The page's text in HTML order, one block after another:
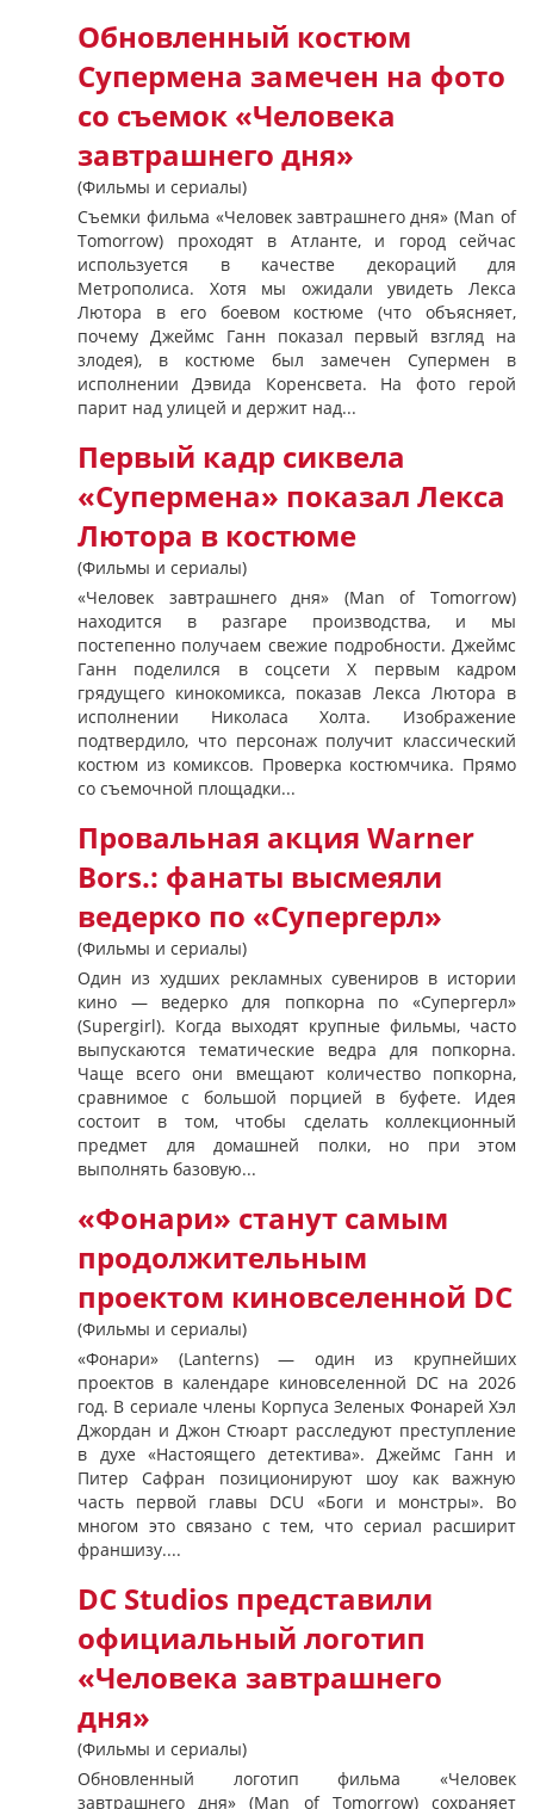
Обновленный костюм
Супермена замечен на фото
со съемок «Человека
завтрашнего дня»
(Фильмы и сериалы)
Съемки фильма «Человек завтрашнего дня» (Man of
Tomorrow) проходят в Атланте, и город сейчас
используется в качестве декораций для
Метрополиса. Хотя мы ожидали увидеть Лекса
Лютора в его боевом костюме (что объясняет,
почему Джеймс Ганн показал первый взгляд на
злодея), в костюме был замечен Супермен в
исполнении Дэвида Коренсвета. На фото герой
парит над улицей и держит над...
Первый кадр сиквела
«Супермена» показал Лекса
Лютора в костюме
(Фильмы и сериалы)
«Человек завтрашнего дня» (Man of Tomorrow)
находится в разгаре производства, и мы
постепенно получаем свежие подробности. Джеймс
Ганн поделился в соцсети X первым кадром
грядущего кинокомикса, показав Лекса Лютора в
исполнении Николаса Холта. Изображение
подтвердило, что персонаж получит классический
костюм из комиксов. Проверка костюмчика. Прямо
со съемочной площадки...
Провальная акция Warner
Bors.: фанаты высмеяли
ведерко по «Супергерл»
(Фильмы и сериалы)
Один из худших рекламных сувениров в истории
кино — ведерко для попкорна по «Супергерл»
(Supergirl). Когда выходят крупные фильмы, часто
выпускаются тематические ведра для попкорна.
Чаще всего они вмещают количество попкорна,
сравнимое с большой порцией в буфете. Идея
состоит в том, чтобы сделать коллекционный
предмет для домашней полки, но при этом
выполнять базовую...
«Фонари» станут самым
продолжительным
проектом киновселенной DC
(Фильмы и сериалы)
«Фонари» (Lanterns) — один из крупнейших
проектов в календаре киновселенной DC на 2026
год. В сериале члены Корпуса Зеленых Фонарей Хэл
Джордан и Джон Стюарт расследуют преступление
в духе «Настоящего детектива». Джеймс Ганн и
Питер Сафран позиционируют шоу как важную
часть первой главы DCU «Боги и монстры». Во
многом это связано с тем, что сериал расширит
франшизу....
DC Studios представили
официальный логотип
«Человека завтрашнего
дня»
(Фильмы и сериалы)
Обновленный логотип фильма «Человек
завтрашнего дня» (Man of Tomorrow) сохраняет